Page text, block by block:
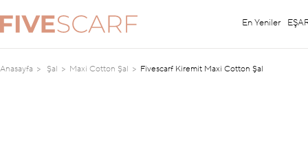
En Yeniler
Anasayfa Şal Maxi Cotton Şal Fivescarf Kiremit Maxi Cotton Şal